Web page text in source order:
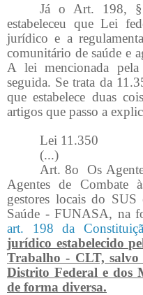
Já o Art. 198, §
estabeleceu que Lei
jurídico e a
comunitário de saúde e
A lei mencionada
seguida. Se trata da
que estabelece duas
artigos que passo a
Lei 11.350
(...)
Art. 8o Os
Agentes de Combate
gestores locais do
Saúde - FUNASA, na
art. 198 da
jurídico estabelecido
Trabalho - CLT, salvo
Distrito Federal e dos
de forma diversa.